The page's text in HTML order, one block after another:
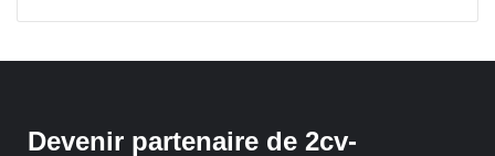
Devenir partenaire de 2cv-